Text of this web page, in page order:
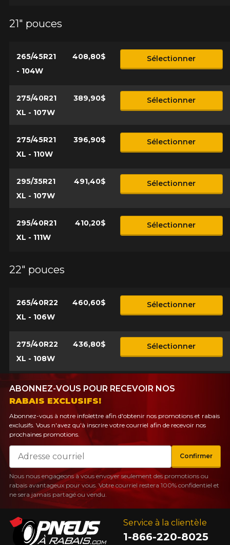
21" pouces
265/45R21
- 104W
408,80$ Sélectionner
275/40R21
XL - 107W
389,90$ Sélectionner
275/45R21
XL - 110W
396,90$ Sélectionner
295/35R21
XL - 107W
491,40$ Sélectionner
295/40R21
XL - 111W
410,20$ Sélectionner
22" pouces
265/40R22
XL - 106W
460,60$ Sélectionner
275/40R22
XL - 108W
436,80$ Sélectionner
Service à la clientèle
1-866-220-8025
ABONNEZ-VOUS POUR RECEVOIR NOS
RABAIS EXCLUSIFS!
Abonnez-vous à notre infolettre afin d'obtenir nos promotions et rabais
exclusifs. Vous n'avez qu'à inscrire votre courriel afin de recevoir nos
prochaines promotions.
Courriel
Confirmer
Nous nous engageons à vous envoyer seulement des promotions ou
rabais avantageux pour vous. Votre courriel restera 100% confidentiel et
ne sera jamais partagé ou vendu.